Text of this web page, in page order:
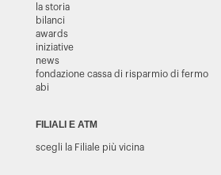
la storia
bilanci
awards
iniziative
news
fondazione cassa di risparmio di fermo
abi
FILIALI E ATM
scegli la Filiale più vicina